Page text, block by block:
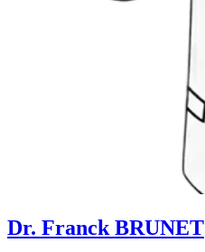
Dr. Franck BRUNET